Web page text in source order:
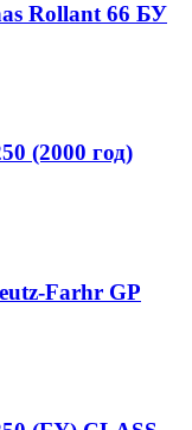
Rollant 66 БУ
(2000 год)
Farhr GP